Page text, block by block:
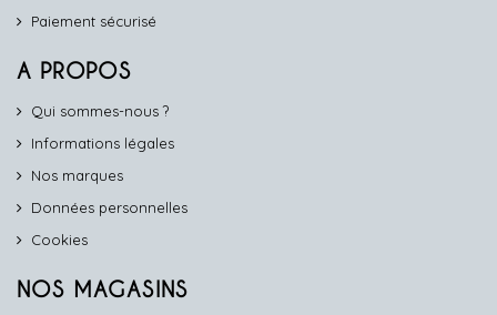
Paiement sécurisé
A PROPOS
Qui sommes-nous ?
Informations légales
Nos marques
Données personnelles
Cookies
NOS MAGASINS